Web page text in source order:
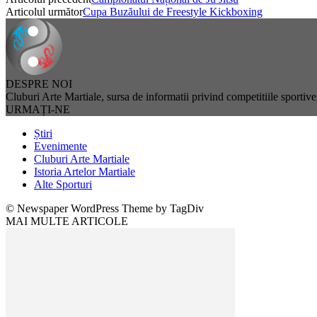
Articolul următorCupa Buzăului de Freestyle Kickboxing
DESPRE NOI
Cluburi Arte Martiale, sursa de informatii privind competitiile
URMAȚI-NE
Știri
Evenimente
Cluburi Arte Martiale
Istoria Artelor Martiale
Alte Sporturi
© Newspaper WordPress Theme by TagDiv
MAI MULTE ARTICOLE